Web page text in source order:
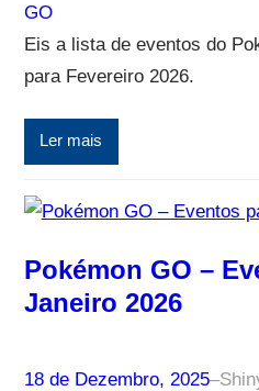
GO
Eis a lista de eventos do
para Fevereiro 2026.
Ler mais
Pokémon GO –
Janeiro 2026
18 de Dezembro, 2025–